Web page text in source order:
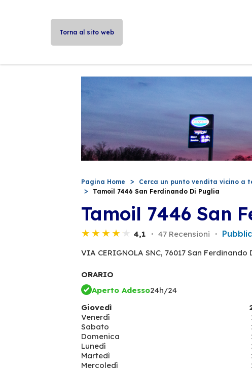
Torna al sito web
Pagina Home Cerca un punto vendita vicino a
Tamoil 7446 San Ferdinando Di Puglia
Tamoil 7446 San
4,1 47 Recensioni
VIA CERIGNOLA SNC, 76017 San Ferdinando
ORARIO
Aperto Adesso24h/24
Giovedì
Venerdì
Sabato
Domenica
Lunedì
Martedì
Mercoledì